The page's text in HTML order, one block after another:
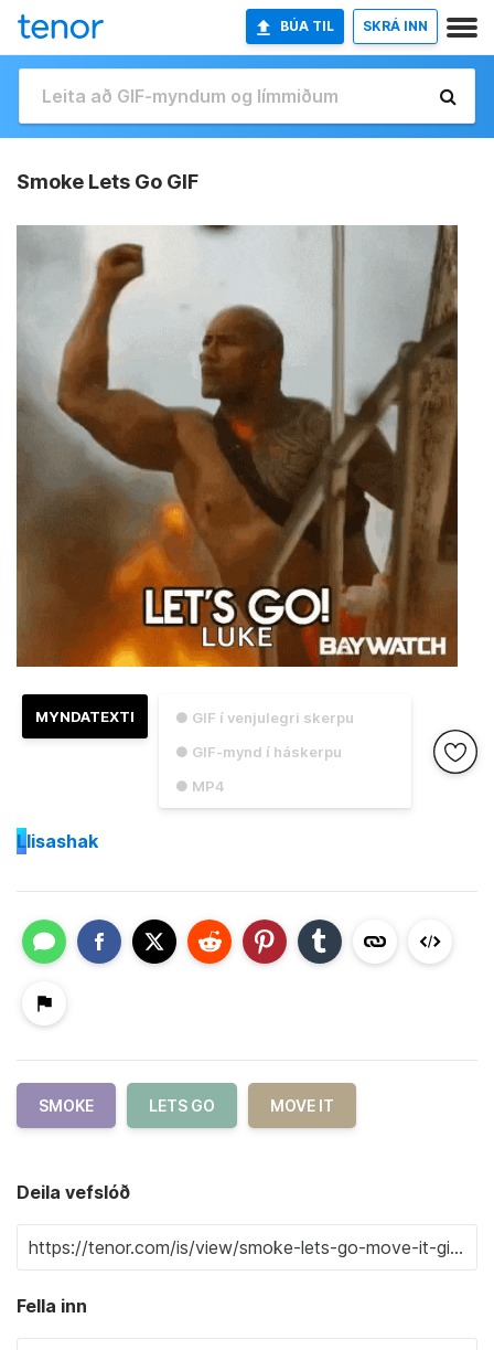
BÚA TIL SKRÁ INN
Smoke Lets Go GIF
● GIF í venjulegri skerpu
● GIF-mynd í háskerpu
● MP4
MYNDATEXTI
Llisashak
SMOKE LETS GO MOVE IT
Deila vefslóð
Fella inn